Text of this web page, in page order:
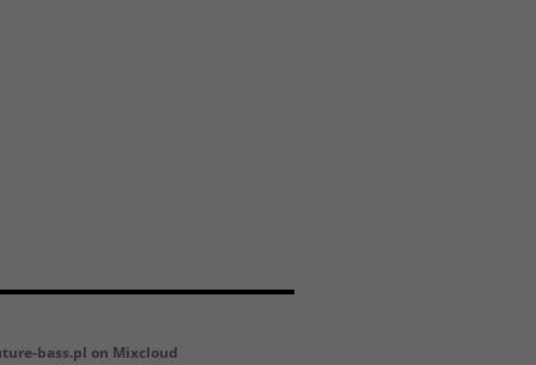
bass.pl on Mixcloud